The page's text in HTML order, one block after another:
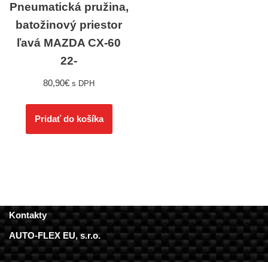
Pneumatická pružina,
batožinový priestor
ľavá MAZDA CX-60
22-
80,90€ s DPH
Pridať do košíka
Kontakty
AUTO-FLEX EU, s.r.o.